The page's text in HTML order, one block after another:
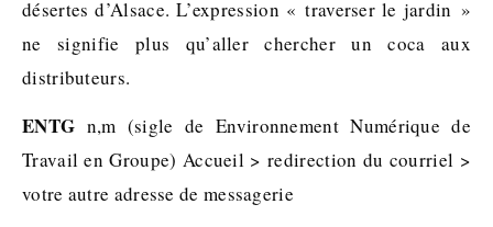
désertes d’Alsace. L’expression « traverser le jardin »
ne signifie plus qu’aller chercher un coca aux
distributeurs.
ENTG n,m (sigle de Environnement Numérique de
Travail en Groupe) Accueil > redirection du courriel >
votre autre adresse de messagerie